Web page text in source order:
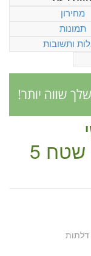
מחירון
תמונות
ותשובות
אאוטלנדר 2018 פנאי שטח 5